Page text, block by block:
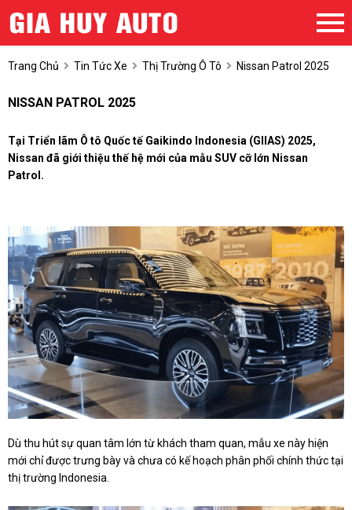
Trang Chủ Tin Tức Xe Thị Trường Ô Tô Nissan Patrol 2025
NISSAN PATROL 2025
Tại Triển lãm Ô tô Quốc tế Gaikindo Indonesia (GIIAS) 2025,
Nissan đã giới thiệu thế hệ mới của mẫu SUV cỡ lớn Nissan
Patrol.
Dù thu hút sự quan tâm lớn từ khách tham quan, mẫu xe này hiện
mới chỉ được trưng bày và chưa có kế hoạch phân phối chính thức tại
thị trường Indonesia.